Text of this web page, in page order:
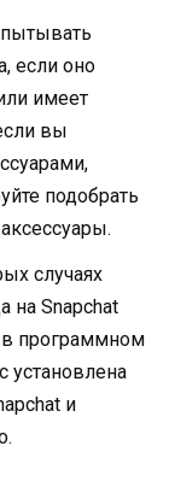
если оно
имеет
вы
подобрать
случаях
на Snapchat
программном
установлена
и